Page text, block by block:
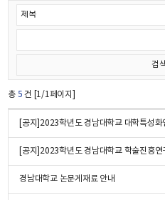
총 5 건 [1/1페이지]
[공지]2023학년도 경남대학교 대학특성화
[공지]2023학년도 경남대학교 학술진흥
경남대학교 논문게재료 안내